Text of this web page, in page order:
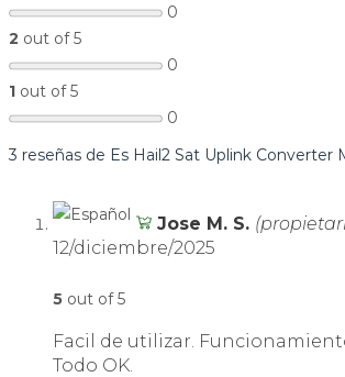
0
2 out of 5
0
1 out of 5
0
3 reseñas de Es Hail2 Sat Uplink Converter
Jose M. S.
12/diciembre/2025
5 out of 5
Facil de utilizar.
Todo OK.